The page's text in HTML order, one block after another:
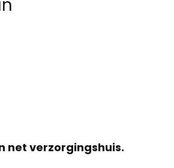
net verzorgingshuis.